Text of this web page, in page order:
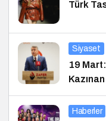
Türk
Siyaset
19
Haberler